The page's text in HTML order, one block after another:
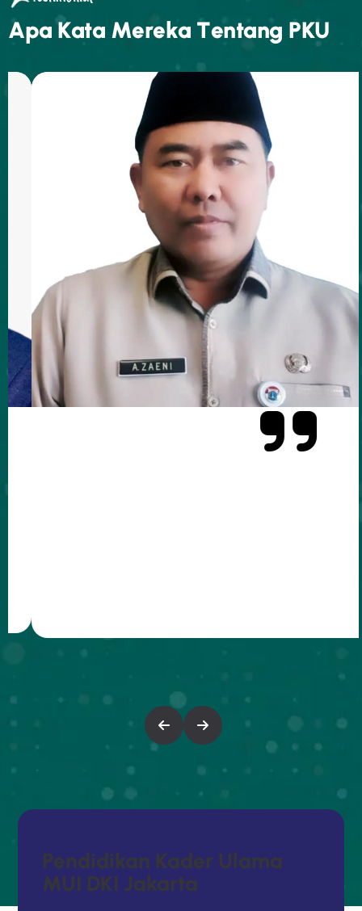
Apa Kata Mereka Tentang PKU
PENDIDIKAN KADER ULAMA
MUI DKI JAKARTA